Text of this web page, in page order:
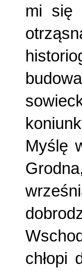
mi się
Myślę
chłopi